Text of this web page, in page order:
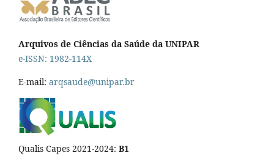
Arquivos de Ciências da Saúde da UNIPAR
e-ISSN: 1982-114X
E-mail: arqsaude@unipar.br
Qualis Capes 2021-2024: B1